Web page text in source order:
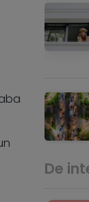
De